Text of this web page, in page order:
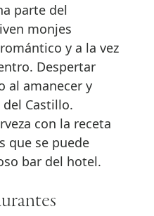
parte del
monjes
y a la vez
Despertar
al amanecer y
Castillo.
con la receta
que se puede
bar del hotel.